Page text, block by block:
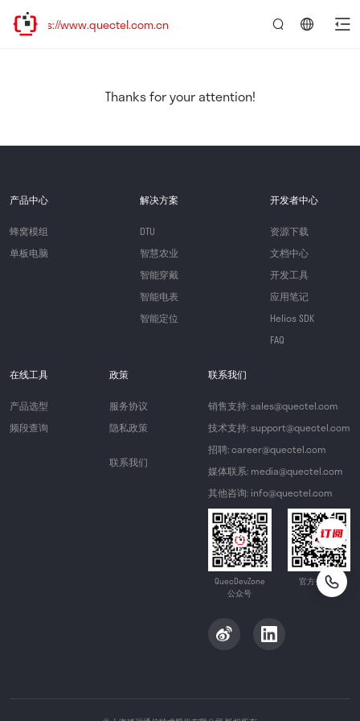
：https://www.quectel.com.cn
Thanks for your attention!
产品中心
蜂窝模组
单板电脑
解决方案
DTU
智慧农业
智能穿戴
智能电表
智能定位
开发者中心
资源下载
文档中心
开发工具
应用笔记
Helios SDK
FAQ
在线工具
产品选型
频段查询
政策
服务协议
隐私政策
联系我们
联系我们
销售支持: sales@quectel.com
技术支持: support@quectel.com
招聘: career@quectel.com
媒体联系: media@quectel.com
其他咨询: info@quectel.com
QuecDevZone
公众号
官方公众号